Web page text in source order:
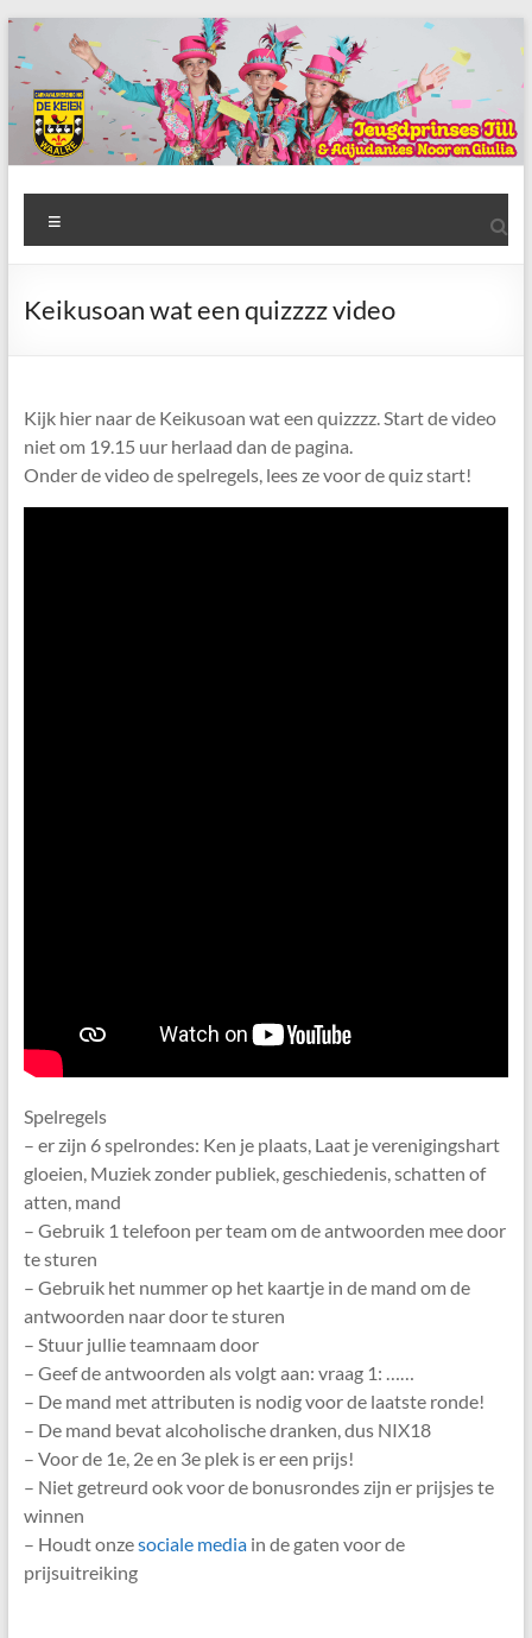
Ga
naar
de
inhoud
AWC
de
Keien
De
Keien
Keikusoan wat een quizzzz video
Kijk hier naar de Keikusoan wat een quizzzz. Start de video
niet om 19.15 uur herlaad dan de pagina.
Onder de video de spelregels, lees ze voor de quiz start!
Spelregels
– er zijn 6 spelrondes: Ken je plaats, Laat je verenigingshart
gloeien, Muziek zonder publiek, geschiedenis, schatten of
atten, mand
– Gebruik 1 telefoon per team om de antwoorden mee door
te sturen
– Gebruik het nummer op het kaartje in de mand om de
antwoorden naar door te sturen
– Stuur jullie teamnaam door
– Geef de antwoorden als volgt aan: vraag 1: ……
– De mand met attributen is nodig voor de laatste ronde!
– De mand bevat alcoholische dranken, dus NIX18
– Voor de 1e, 2e en 3e plek is er een prijs!
– Niet getreurd ook voor de bonusrondes zijn er prijsjes te
winnen
– Houdt onzesociale mediain de gaten voor de
prijsuitreiking